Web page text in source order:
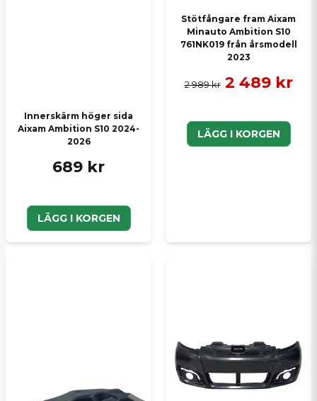
Innerskärm höger sida
Aixam Ambition S10 2024-
2026
689 kr
LÄGG I KORGEN
Stötfångare fram Aixam
Minauto Ambition S10
761NK019 från årsmodell
2023
2 989 kr 2 489 kr
LÄGG I KORGEN